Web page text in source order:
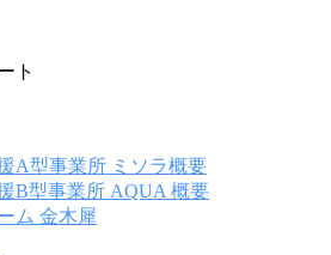
ト
A型事業所 ミソラ概要
B型事業所 AQUA 概要
ム 金木犀